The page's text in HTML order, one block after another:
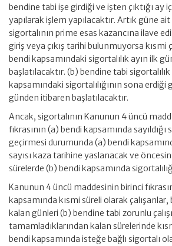
bendine tabi işe girdiği ve işten çıktığı ay
yapılarak işlem yapılacaktır. Artık güne
sigortalının prime esas kazancına ilave
giriş veya çıkış tarihi bulunmuyorsa kısmi
bendi kapsamındaki sigortalılık ayın ilk
başlatılacaktır. (b) bendine tabi
kapsamındaki sigortalılığının sona erdiği
günden itibaren başlatılacaktır.
Ancak, sigortalının Kanunun 4 üncü
fıkrasının (a) bendi kapsamında sayıldığı
geçirmesi durumunda (a) bendi
sayısı kaza tarihine yaslanacak ve
sürelerde (b) bendi kapsamında
Kanunun 4 üncü maddesinin birinci
kapsamında kısmi süreli olarak çalışanlar,
kalan günleri (b) bendine tabi zorunlu
tamamladıklarından kalan sürelerinde
bendi kapsamında isteğe bağlı sigortalı